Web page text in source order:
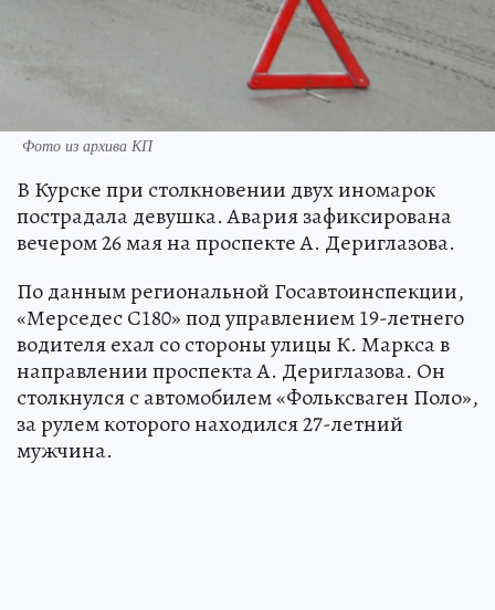
Фото из архива КП
В Курске при столкновении двух иномарок
пострадала девушка. Авария зафиксирована
вечером 26 мая на проспекте А. Дериглазова.
По данным региональной Госавтоинспекции,
«Мерседес С180» под управлением 19-летнего
водителя ехал со стороны улицы К. Маркса в
направлении проспекта А. Дериглазова. Он
столкнулся с автомобилем «Фольксваген Поло»,
за рулем которого находился 27-летний
мужчина.